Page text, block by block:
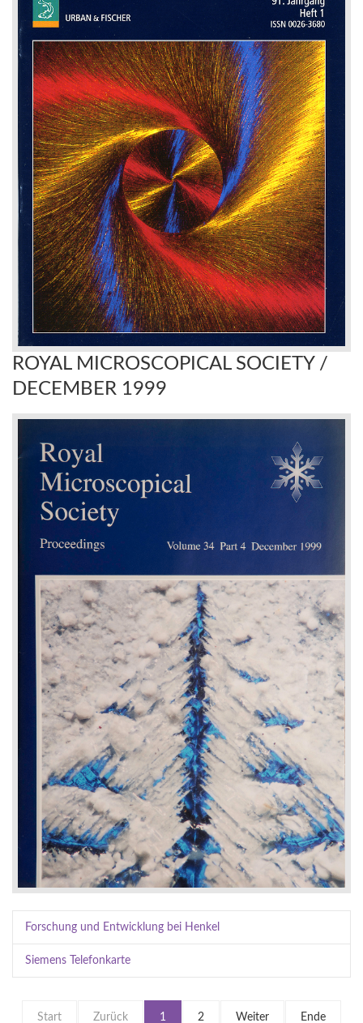
ROYAL MICROSCOPICAL SOCIETY /
DECEMBER 1999
Forschung und Entwicklung bei Henkel
Siemens Telefonkarte
Start Zurück 1 2 Weiter Ende